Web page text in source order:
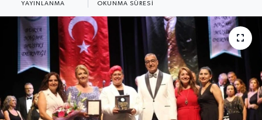
YAYINLANMA OKUNMA SÜRESI